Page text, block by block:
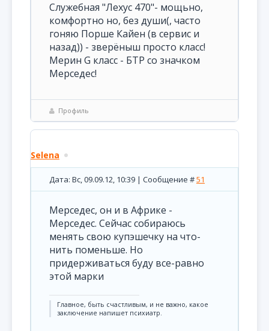
Служебная "Лехус 470"- мощьно,
комфортно но, без души(, часто
гоняю Порше Кайен (в сервис и
назад)) - зверёныш просто класс!
Мерин G класс - БТР со значком
Мерседес!
Профиль
Selena
Дата: Вс, 09.09.12, 10:39 | Сообщение #51
Мерседес, он и в Африке -
Мерседес. Сейчас собираюсь
менять свою купэшечку на что-
нить поменьше. Но
придерживаться буду все-равно
этой марки
Главное, быть счастливым, и не важно, какое
заключение напишет психиатр.